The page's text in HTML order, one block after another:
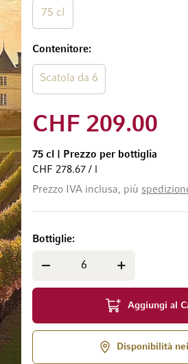
75 cl
Contenitore
Scatola da 6
CHF 209.00
75 cl
Prezzo per bottiglia
CHF 278.67 / l
Prezzo IVA inclusa, più
Bottiglie
Aggiungi al
Disponibilità
galleria di immagini